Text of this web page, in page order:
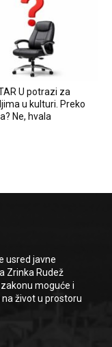
U potrazi za
u kulturi. Preko
Ne, hvala
usred javne
Zrinka Rudež
moguće i
život u prostoru